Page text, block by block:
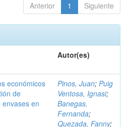
Anterior 1 Siguiente
Autor(es)
económicos
de
envases en
Pinos, Juan; Puig
Ventosa, Ignasi;
Banegas,
Fernanda;
Quezada, Fanny;